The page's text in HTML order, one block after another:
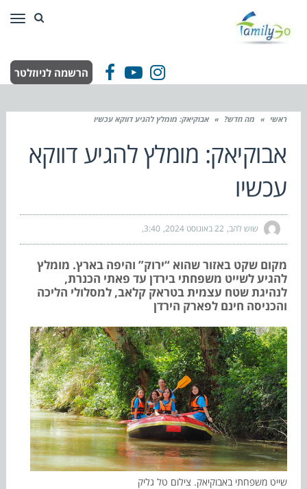
Facebook
YouTube
Instagram הרשמה לניוזלטר
ראשי » מה חדש? » אבוקיאק: מומלץ להגיע דווקא עכשיו
אבוקיאק: מומלץ להגיע דווקא
עכשיו
שוש להב 22 באוגוסט 2024 3:40
מקום שקט באזור שהוא “ירוק” והיפה בארץ. מומלץ
להגיע לשייט משפחתי בירדן עד פאתי הכנרת,
לנהיגת שטח עצמית בטראק קלאב, למסלולי הליכה
והכניסה חינם לפארק הירדן
שייט משפחתי באבוקיאק. צילום טל גליק